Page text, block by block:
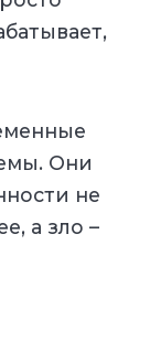
Они
не
а зло –